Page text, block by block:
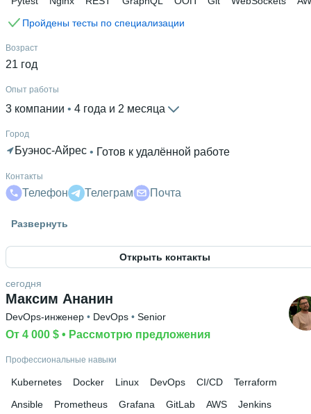
Пройдены тесты по специализации
Возраст
21 год
Опыт работы
3 компании 4 года и 2 месяца
Город
Буэнос-Айрес • Готов к удалённой работе
Контакты
Телефон Телеграм Почта
Знание языков
Развернуть
Открыть контакты
Максим Ананин
сегодня
DevOps-инженер • DevOps • Senior
От 4 000 $ • Рассмотрю предложения
Профессиональные навыки
Kubernetes Docker Linux DevOps CI/CD
Terraform
Ansible
Prometheus Grafana GitLab AWS
Jenkins